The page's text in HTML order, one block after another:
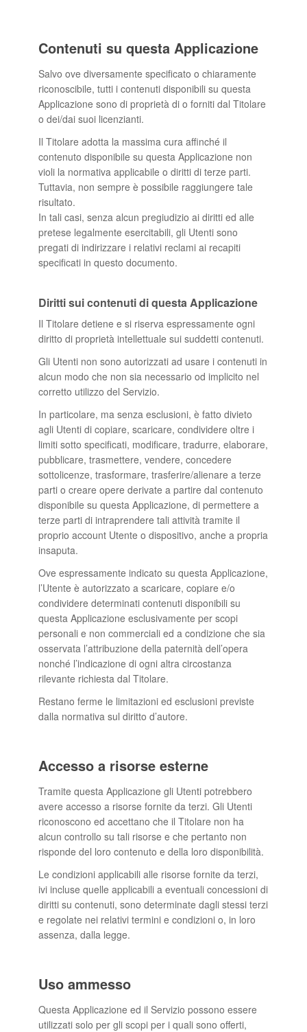
Contenuti su questa Applicazione
Salvo ove diversamente specificato o chiaramente
riconoscibile, tutti i contenuti disponibili su questa
Applicazione sono di proprietà di o forniti dal Titolare
o dei/dai suoi licenzianti.
Il Titolare adotta la massima cura affinché il
contenuto disponibile su questa Applicazione non
violi la normativa applicabile o diritti di terze parti.
Tuttavia, non sempre è possibile raggiungere tale
risultato.
In tali casi, senza alcun pregiudizio ai diritti ed alle
pretese legalmente esercitabili, gli Utenti sono
pregati di indirizzare i relativi reclami ai recapiti
specificati in questo documento.
Diritti sui contenuti di questa Applicazione
Il Titolare detiene e si riserva espressamente ogni
diritto di proprietà intellettuale sui suddetti contenuti.
Gli Utenti non sono autorizzati ad usare i contenuti in
alcun modo che non sia necessario od implicito nel
corretto utilizzo del Servizio.
In particolare, ma senza esclusioni, è fatto divieto
agli Utenti di copiare, scaricare, condividere oltre i
limiti sotto specificati, modificare, tradurre, elaborare,
pubblicare, trasmettere, vendere, concedere
sottolicenze, trasformare, trasferire/alienare a terze
parti o creare opere derivate a partire dal contenuto
disponibile su questa Applicazione, di permettere a
terze parti di intraprendere tali attività tramite il
proprio account Utente o dispositivo, anche a propria
insaputa.
Ove espressamente indicato su questa Applicazione,
l’Utente è autorizzato a scaricare, copiare e/o
condividere determinati contenuti disponibili su
questa Applicazione esclusivamente per scopi
personali e non commerciali ed a condizione che sia
osservata l’attribuzione della paternità dell’opera
nonché l’indicazione di ogni altra circostanza
rilevante richiesta dal Titolare.
Restano ferme le limitazioni ed esclusioni previste
dalla normativa sul diritto d’autore.
Accesso a risorse esterne
Tramite questa Applicazione gli Utenti potrebbero
avere accesso a risorse fornite da terzi. Gli Utenti
riconoscono ed accettano che il Titolare non ha
alcun controllo su tali risorse e che pertanto non
risponde del loro contenuto e della loro disponibilità.
Le condizioni applicabili alle risorse fornite da terzi,
ivi incluse quelle applicabili a eventuali concessioni di
diritti su contenuti, sono determinate dagli stessi terzi
e regolate nei relativi termini e condizioni o, in loro
assenza, dalla legge.
Uso ammesso
Questa Applicazione ed il Servizio possono essere
utilizzati solo per gli scopi per i quali sono offerti,